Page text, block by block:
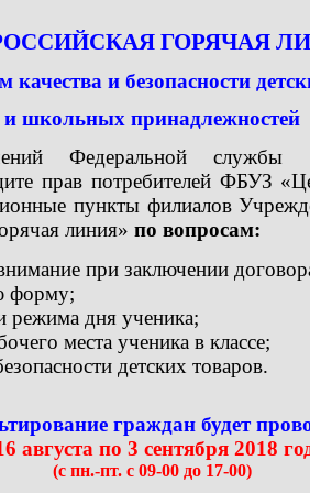
ГОРЯЧАЯ
качества и безопасности
и школьных принадлежностей
Федеральной службы
прав потребителей ФБУЗ
пункты филиалов
линия»по вопросам:
при заключении
форму;
режима дня ученика;
места ученика в классе;
детских товаров.
граждан будет
августа по 3 сентября 2018
(с пн.-пт. с 09-00 до 17-00)